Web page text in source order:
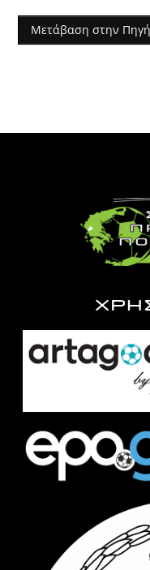
Μετάβαση στην Πηγή